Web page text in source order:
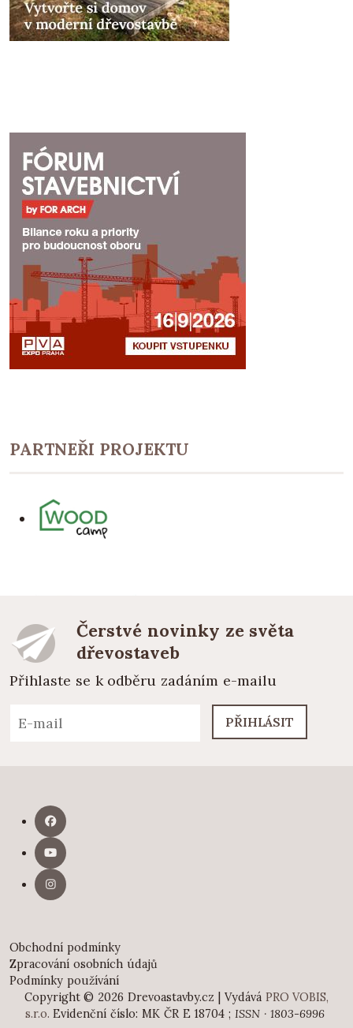
PARTNEŘI PROJEKTU
Čerstvé novinky ze světa
dřevostaveb
Přihlaste se k odběru zadáním e-mailu
PŘIHLÁSIT
Obchodní podmínky
Zpracování osobních údajů
Podmínky používání
Copyright © 2026 Drevoastavby.cz | Vydává PRO VOBIS,
s.r.o. Evidenční číslo: MK ČR E 18704 ; ISSN · 1803-6996